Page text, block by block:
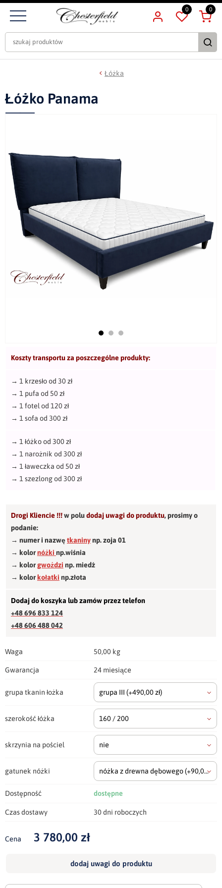
0 0
Łóżka
Łóżko Panama
Koszty transportu za poszczególne produkty:
→ 1 krzesło od 30 zł
→ 1 pufa od 50 zł
→ 1 fotel od 120 zł
→ 1 sofa od 300 zł
→ 1 łóżko od 300 zł
→ 1 narożnik od 300 zł
→ 1 ławeczka od 50 zł
→ 1 szezlong od 300 zł
Drogi Kliencie !!!w poludodaj uwagi do produktu,prosimy o
podanie:
→ numer i nazwętkaninynp. zoja 01
→ kolornóżki np.wiśnia
→ kolorgwożdzi np. miedź
→ kolorkołatki np.złota
Dodaj do koszyka lub zamów przez telefon
+48 696 833 124
+48 606 488 042
Waga 50,00 kg
Gwarancja 24 miesiące
grupa tkanin łożka grupa III (+490,00 zł)
szerokość łóżka 160 / 200
skrzynia na pościel nie
gatunek nóżki nóżka z drewna dębowego(+90,00 zł)
Dostępność dostępne
Czas dostawy 30 dni roboczych
Cena 3 780,00 zł
dodaj uwagi do produktu